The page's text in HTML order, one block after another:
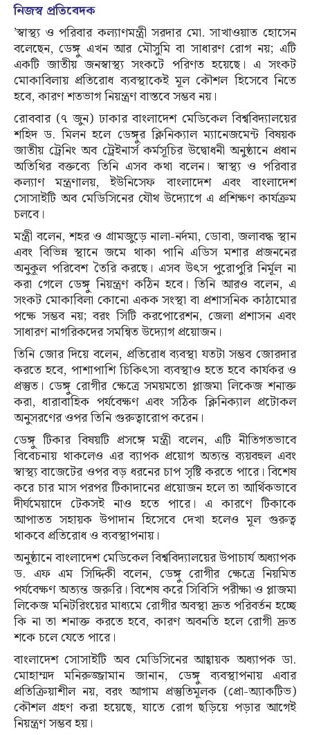
নিজস্ব প্রতিবেদক
’স্বাস্থ্য ও পরিবার কল্যাণমন্ত্রী সরদার মো. সাখাওয়াত হোসেন
বলেছেন, ডেঙ্গু এখন আর মৌসুমি বা সাধারণ রোগ নয়; এটি
একটি জাতীয় জনস্বাস্থ্য সংকটে পরিণত হয়েছে। এ সংকট
মোকাবিলায় প্রতিরোধ ব্যবস্থাকেই মূল কৌশল হিসেবে নিতে
হবে, কারণ শতভাগ নিয়ন্ত্রণ বাস্তবে সম্ভব নয়।
রোববার (৭ জুন) ঢাকার বাংলাদেশ মেডিকেল বিশ্ববিদ্যালয়ের
শহিদ ড. মিলন হলে ডেঙ্গুর ক্লিনিক্যাল ম্যানেজমেন্ট বিষয়ক
জাতীয় ট্রেনিং অব ট্রেইনার্স কর্মসূচির উদ্বোধনী অনুষ্ঠানে প্রধান
অতিথির বক্তব্যে তিনি এসব কথা বলেন। স্বাস্থ্য ও পরিবার
কল্যাণ মন্ত্রণালয়, ইউনিসেফ বাংলাদেশ এবং বাংলাদেশ
সোসাইটি অব মেডিসিনের যৌথ উদ্যোগে এ প্রশিক্ষণ কার্যক্রম
চলবে।
মন্ত্রী বলেন, শহর ও গ্রামজুড়ে নালা-নর্দমা, ডোবা, জলাবদ্ধ স্থান
এবং বিভিন্ন স্থানে জমে থাকা পানি এডিস মশার প্রজননের
অনুকূল পরিবেশ তৈরি করছে। এসব উৎস পুরোপুরি নির্মূল না
করা গেলে ডেঙ্গু নিয়ন্ত্রণ কঠিন হবে। তিনি আরও বলেন, এ
সংকট মোকাবিলা কোনো একক সংস্থা বা প্রশাসনিক কাঠামোর
পক্ষে সম্ভব নয়; বরং সিটি করপোরেশন, জেলা প্রশাসন এবং
সাধারণ নাগরিকদের সমন্বিত উদ্যোগ প্রয়োজন।
তিনি জোর দিয়ে বলেন, প্রতিরোধ ব্যবস্থা যতটা সম্ভব জোরদার
করতে হবে, পাশাপাশি চিকিৎসা ব্যবস্থাও হতে হবে কার্যকর ও
প্রস্তুত। ডেঙ্গু রোগীর ক্ষেত্রে সময়মতো প্লাজমা লিকেজ শনাক্ত
করা, ধারাবাহিক পর্যবেক্ষণ এবং সঠিক ক্লিনিক্যাল প্রটোকল
অনুসরণের ওপর তিনি গুরুত্বারোপ করেন।
ডেঙ্গু টিকার বিষয়টি প্রসঙ্গে মন্ত্রী বলেন, এটি নীতিগতভাবে
বিবেচনায় থাকলেও এর ব্যাপক প্রয়োগ অত্যন্ত ব্যয়বহুল এবং
স্বাস্থ্য বাজেটের ওপর বড় ধরনের চাপ সৃষ্টি করতে পারে। বিশেষ
করে চার মাস পরপর টিকাদানের প্রয়োজন হলে তা আর্থিকভাবে
দীর্ঘমেয়াদে টেকসই নাও হতে পারে। এ কারণে টিকাকে
আপাতত সহায়ক উপাদান হিসেবে দেখা হলেও মূল গুরুত্ব
থাকবে প্রতিরোধ ও ব্যবস্থাপনায়।
অনুষ্ঠানে বাংলাদেশ মেডিকেল বিশ্ববিদ্যালয়ের উপাচার্য অধ্যাপক
ড. এফ এম সিদ্দিকী বলেন, ডেঙ্গু রোগীর ক্ষেত্রে নিয়মিত
পর্যবেক্ষণ অত্যন্ত জরুরি। বিশেষ করে সিবিসি পরীক্ষা ও প্লাজমা
লিকেজ মনিটরিংয়ের মাধ্যমে রোগীর অবস্থা দ্রুত পরিবর্তন হচ্ছে
কি না তা শনাক্ত করতে হবে, কারণ অবনতি হলে রোগী দ্রুত
শকে চলে যেতে পারে।
বাংলাদেশ সোসাইটি অব মেডিসিনের আহ্বায়ক অধ্যাপক ডা.
মোহাম্মদ মনিরুজ্জামান জানান, ডেঙ্গু ব্যবস্থাপনায় এবার
প্রতিক্রিয়াশীল নয়, বরং আগাম প্রস্তুতিমূলক (প্রো-অ্যাকটিভ)
কৌশল গ্রহণ করা হয়েছে, যাতে রোগ ছড়িয়ে পড়ার আগেই
নিয়ন্ত্রণ সম্ভব হয়।